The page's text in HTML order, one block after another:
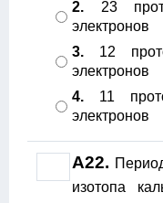
2. 23
электронов
3. 12
электронов
4. 11
электронов
А22.
изотопа